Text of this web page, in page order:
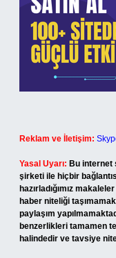
Reklam ve İletişim:
Yasal Uyarı: Bu internet
şirketi ile hiçbir
hazırladığımız
haber niteliği
paylaşım
benzerlikleri tamamen
halindedir ve tavsiye